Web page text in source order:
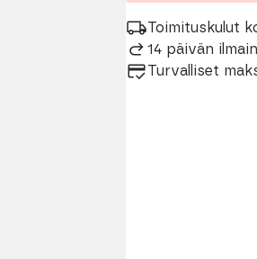
Toimituskulut
14 päivän
Turvalliset